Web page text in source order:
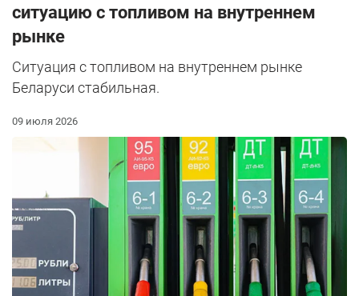
ситуацию с топливом на внутреннем
рынке
Ситуация с топливом на внутреннем рынке
Беларуси стабильная.
09 июля 2026